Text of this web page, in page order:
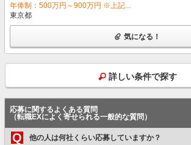
年俸制：500万円～900万円 ※上記...
東京都
気になる！
詳しい条件で探す
応募に関するよくある質問
（転職EXによく寄せられる一般的な質問）
Q 他の人は何社くらい応募していますか？